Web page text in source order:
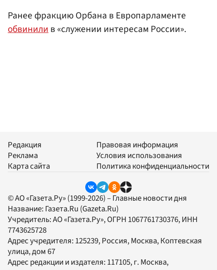
Ранее фракцию Орбана в Европарламенте
обвинилив «служении интересам России».
Редакция
Реклама
Карта сайта
Правовая информация
Условия использования
Политика конфиденциальности
© АО «Газета.Ру» (1999-2026) – Главные новости дня
Название: Газета.Ru (Gazeta.Ru)
Учредитель:АО «Газета.Ру», ОГРН 1067761730376, ИНН
7743625728
Адрес учредителя: 125239, Россия, Москва, Коптевская
улица, дом 67
Адрес редакции и издателя: 117105, г. Москва,